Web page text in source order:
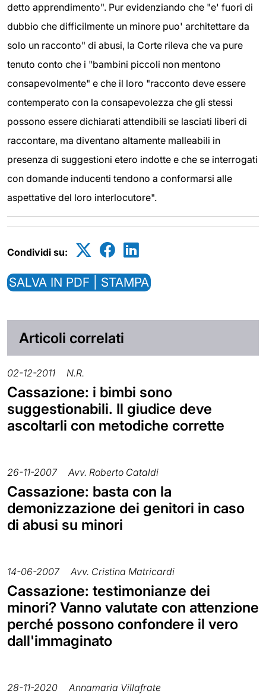
detto apprendimento". Pur evidenziando che "e' fuori di
dubbio che difficilmente un minore puo' architettare da
solo un racconto" di abusi, la Corte rileva che va pure
tenuto conto che i "bambini piccoli non mentono
consapevolmente" e che il loro "racconto deve essere
contemperato con la consapevolezza che gli stessi
possono essere dichiarati attendibili se lasciati liberi di
raccontare, ma diventano altamente malleabili in
presenza di suggestioni etero indotte e che se interrogati
con domande inducenti tendono a conformarsi alle
aspettative del loro interlocutore".
Condividi su:
SALVA IN PDF | STAMPA
Articoli correlati
02-12-2011 N.R.
Cassazione: i bimbi sono
suggestionabili. Il giudice deve
ascoltarli con metodiche corrette
26-11-2007 Avv. Roberto Cataldi
Cassazione: basta con la
demonizzazione dei genitori in caso
di abusi su minori
14-06-2007 Avv. Cristina Matricardi
Cassazione: testimonianze dei
minori? Vanno valutate con attenzione
perché possono confondere il vero
dall'immaginato
28-11-2020 Annamaria Villafrate